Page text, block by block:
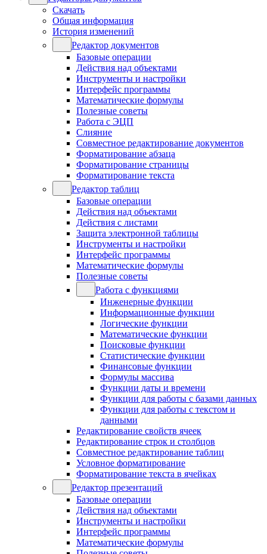
Скачать
Общая информация
История изменений
Редактор документов
Базовые операции
Действия над объектами
Инструменты и настройки
Интерфейс программы
Математические формулы
Полезные советы
Работа с ЭЦП
Слияние
Совместное редактирование документов
Форматирование абзаца
Форматирование страницы
Форматирование текста
Редактор таблиц
Базовые операции
Действия над объектами
Действия с листами
Защита электронной таблицы
Инструменты и настройки
Интерфейс программы
Математические формулы
Полезные советы
Работа с функциями
Инженерные функции
Информационные функции
Логические функции
Математические функции
Поисковые функции
Статистические функции
Финансовые функции
Формулы массива
Функции даты и времени
Функции для работы с базами данных
Функции для работы с текстом и
данными
Редактирование свойств ячеек
Редактирование строк и столбцов
Совместное редактирование таблиц
Условное форматирование
Форматирование текста в ячейках
Редактор презентаций
Базовые операции
Действия над объектами
Инструменты и настройки
Интерфейс программы
Математические формулы